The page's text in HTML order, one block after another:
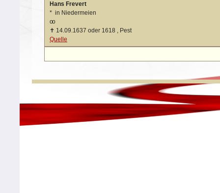
Hans Frevert
* in Niedermeien
oo
✝ 14.09.1637 oder 1618 , Pest
Quelle